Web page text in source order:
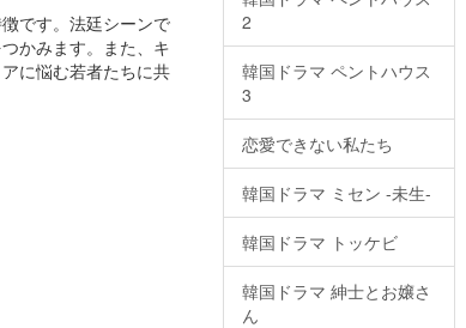
です。法廷シーンで
かみます。また、キ
に悩む若者たちに共
2
韓国ドラマ ペントハウス
3
恋愛できない私たち
韓国ドラマ ミセン -未生-
韓国ドラマ トッケビ
韓国ドラマ 紳士とお嬢さ
ん